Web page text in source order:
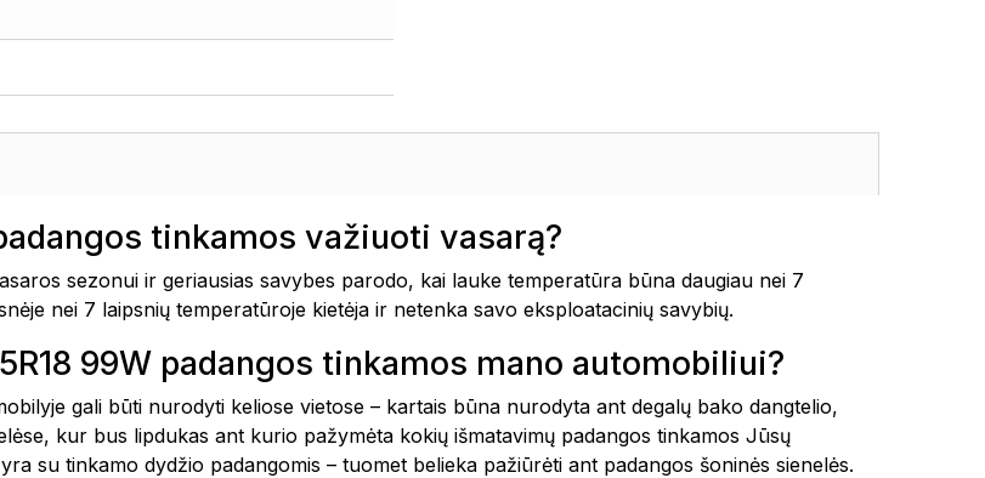
tinkamos važiuoti vasarą?
sezonui ir geriausias savybes parodo, kai lauke temperatūra būna daugiau nei 7
nei 7 laipsnių temperatūroje kietėja ir netenka savo eksploatacinių savybių.
99W padangos tinkamos mano automobiliui?
gali būti nurodyti keliose vietose – kartais būna nurodyta ant degalų bako dangtelio,
kur bus lipdukas ant kurio pažymėta kokių išmatavimų padangos tinkamos Jūsų
su tinkamo dydžio padangomis – tuomet belieka pažiūrėti ant padangos šoninės sienelės.